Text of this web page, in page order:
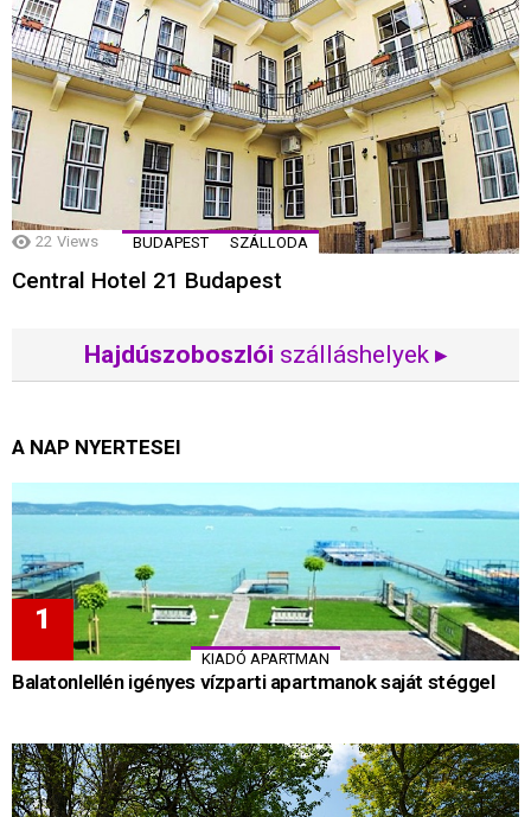
22 Views BUDAPEST SZÁLLODA
Central Hotel 21 Budapest
Hajdúszoboszlói szálláshelyek ▸
A NAP NYERTESEI
KIADÓ APARTMAN
Balatonlellén igényes vízparti apartmanok saját stéggel